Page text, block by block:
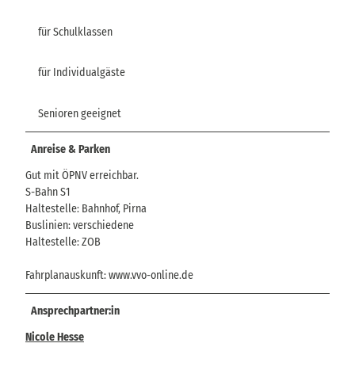
für Schulklassen
für Individualgäste
Senioren geeignet
Anreise & Parken
Gut mit ÖPNV erreichbar.
S-Bahn S1
Haltestelle: Bahnhof, Pirna
Buslinien: verschiedene
Haltestelle: ZOB
Fahrplanauskunft: www.vvo-online.de
Ansprechpartner:in
Nicole Hesse